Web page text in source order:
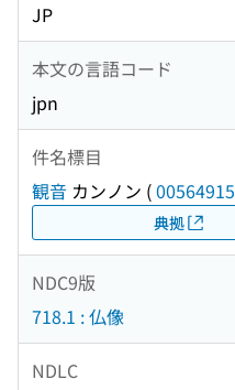
JP
本文の言語コード
jpn
件名標目
観音 カンノン (00564915
典拠
NDC9版
718.1 : 仏像
NDLC